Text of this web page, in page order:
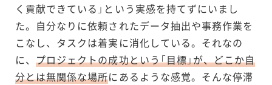
く貢献できている」という実感を持てずにいまし
た。自分なりに依頼されたデータ抽出や事務作業を
こなし、タスクは着実に消化している。それなの
に、プロジェクトの成功という「目標」が、どこか自
分とは無関係な場所にあるような感覚。そんな停滞